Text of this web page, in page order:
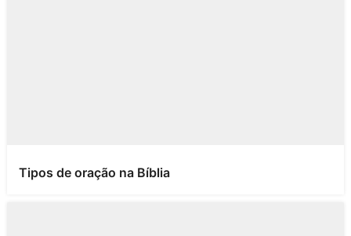
Tipos de oração na Bíblia